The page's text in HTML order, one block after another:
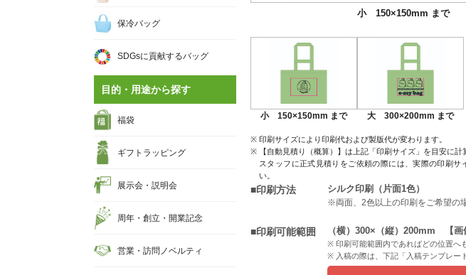
小 150×150mm まで
大 300×200mm まで
小 150×150mm まで 大 300×200mm まで
印刷サイズにより印刷代および製版代が変わります。
【自動見積り（概算）】は上記「印刷サイズ」を目安に計
スタッフに正式見積りをご依頼の際には、実際の印刷サ
い。
■印刷方法 シルク印刷（片面1色）
※両面、2色以上の印刷をご希望の
■印刷可能範囲 （横）300×（縦）200mm 【画
印刷可能範囲内であればどの位置へ
入稿の際は、下記「入稿テンプレー
保冷バッグ
SDGsに貢献するバッグ
目的・用途から探す
福袋
ギフトラッピング
展示会・説明会
周年・創立・開業記念
営業・訪問ノベルティ